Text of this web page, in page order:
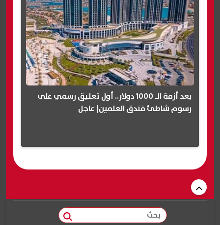
بعد أزمة الـ 1000 دولار.. أول تعليق رسمي على
رسوم شاطئ فندق العلمين| عاجل
بحث